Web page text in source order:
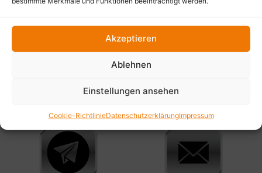
Akzeptieren
Ablehnen
Einstellungen ansehen
Cookie-RichtlinieDatenschutzerklärungImpressum